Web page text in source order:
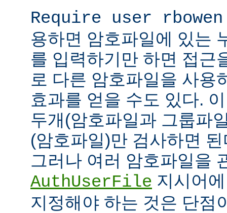
Require user rbowen
용하면 암호파일에 있는
를 입력하기만 하면 접근
로 다른 암호파일을 사용
효과를 얻을 수도 있다.
두개(암호파일과 그룹파
(암호파일)만 검사하면
그러나 여러 암호파일을
AuthUserFile 지시어
지정해야 하는 것은 단점